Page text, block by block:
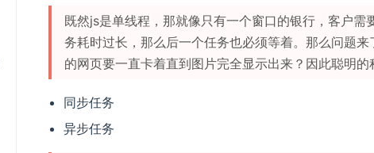
既然js是单线程，那就像只有一个窗口的银行，客户
务耗时过长，那么后一个任务也必须等着。那么问题
的网页要一直卡着直到图片完全显示出来？因此聪明
同步任务
异步任务